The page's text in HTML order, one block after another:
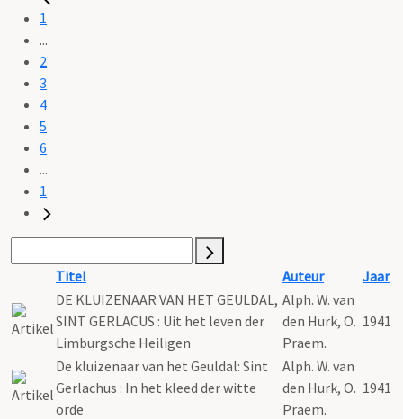
1
...
2
3
4
5
6
...
1
Titel Auteur
Jaar
DE KLUIZENAAR VAN HET GEULDAL,
SINT GERLACUS : Uit het leven der
Limburgsche Heiligen
Alph. W. van
den Hurk, O.
Praem.
1941
De kluizenaar van het Geuldal: Sint
Gerlachus : In het kleed der witte
orde
Alph. W. van
den Hurk, O.
Praem.
1941